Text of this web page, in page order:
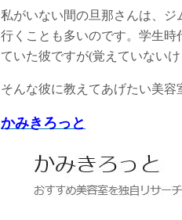
私がいない間の旦那さんは、
行くことも多いのです。学生
ていた彼ですが(覚えていない
そんな彼に教えてあげたい美容
かみきろっと